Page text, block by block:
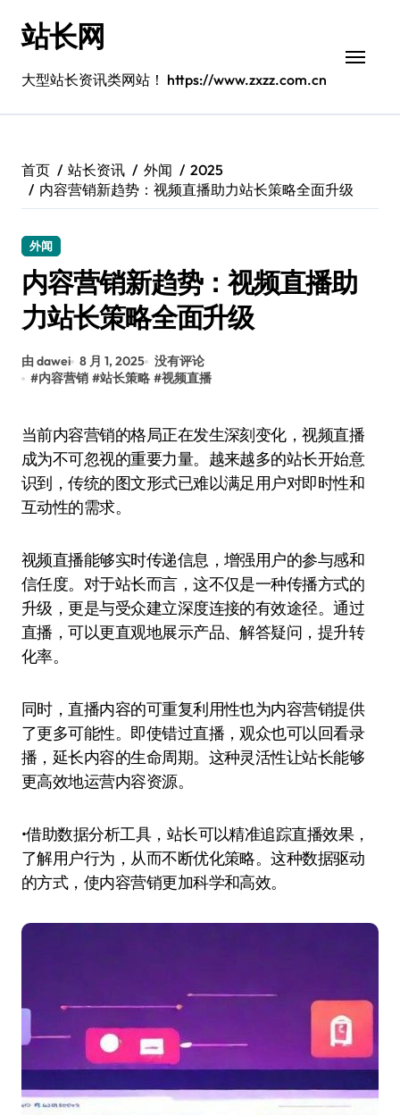
站长网
大型站长资讯类网站！ https://www.zxzz.com.cn
首页 站长资讯 外闻
2025
内容营销新趋势：视频直播助力站长策略全面升级
外闻
内容营销新趋势：视频直播助
力站长策略全面升级
由 dawei 8 月 1, 2025 没有评论
#内容营销 #站长策略 #视频直播
当前内容营销的格局正在发生深刻变化，视频直播
成为不可忽视的重要力量。越来越多的站长开始意
识到，传统的图文形式已难以满足用户对即时性和
互动性的需求。
视频直播能够实时传递信息，增强用户的参与感和
信任度。对于站长而言，这不仅是一种传播方式的
升级，更是与受众建立深度连接的有效途径。通过
直播，可以更直观地展示产品、解答疑问，提升转
化率。
同时，直播内容的可重复利用性也为内容营销提供
了更多可能性。即使错过直播，观众也可以回看录
播，延长内容的生命周期。这种灵活性让站长能够
更高效地运营内容资源。
•借助数据分析工具，站长可以精准追踪直播效果，
了解用户行为，从而不断优化策略。这种数据驱动
的方式，使内容营销更加科学和高效。